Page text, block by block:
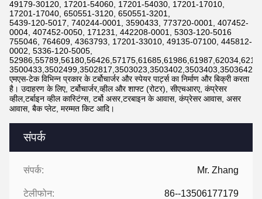
संपर्क
संपर्क: Mr. Zhang
टेलीफोन: 86--13506177179
49179-30120, 17201-54060, 17201-54030, 17201-17010,
17201-17040, 650551-3120, 650551-3201,
5439-120-5017, 740244-0001, 3590433, 773720-0001, 407452-
0004, 407452-0050, 171231, 442208-0001, 5303-120-5016
755046, 764609, 4363793, 17201-33010, 49135-07100, 445812-
0002, 5336-120-5005,
एमएस-टेक विभिन्न प्रकार के टर्बोचार्जर और स्पेयर पार्ट्स का निर्माण और बिक्री करता
है। उदाहरण के लिए, टर्बोचार्जर,व्हील और शाफ्ट (रोटर), सीएचआरए, कंप्रेसर
व्हील,टर्बाइन व्हील कास्टिंग्स, टर्बो असर,टरबाइन के आवास, कंप्रेसर आवास, असर
आवास, बैक प्लेट, मरम्मत किट आदि।